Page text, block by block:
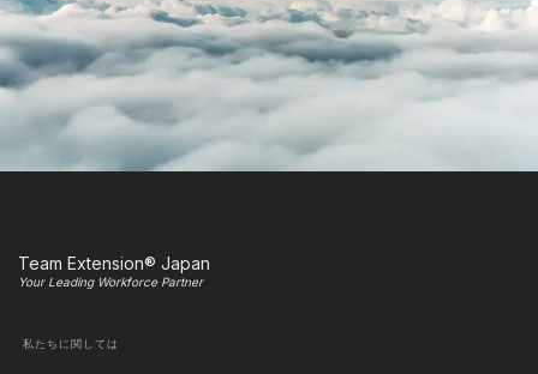
Team Extension® Japan
Your Leading Workforce Partner
私たちに関しては